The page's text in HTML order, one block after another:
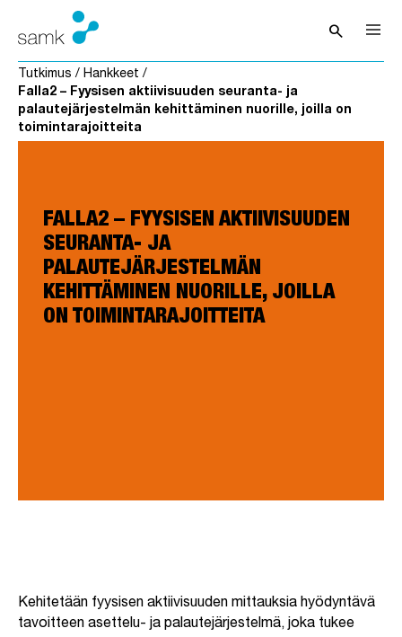
Siirry sisältöön
searchAvaa haku
Tutkimus / Hankkeet /
Falla2 – Fyysisen aktiivisuuden seuranta- ja
palautejärjestelmän kehittäminen nuorille, joilla on
toimintarajoitteita
FALLA2 – FYYSISEN AKTIIVISUUDEN
SEURANTA- JA
PALAUTEJÄRJESTELMÄN
KEHITTÄMINEN NUORILLE, JOILLA
ON TOIMINTARAJOITTEITA
Kehitetään fyysisen aktiivisuuden mittauksia hyödyntävä
tavoitteen asettelu- ja palautejärjestelmä, joka tukee